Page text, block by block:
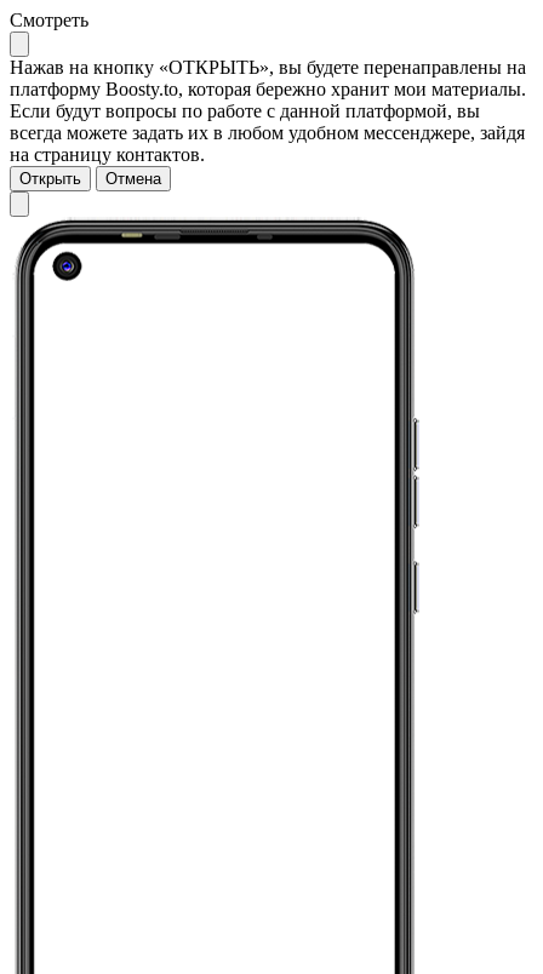
Смотреть
Нажав на кнопку «ОТКРЫТЬ», вы будете перенаправлены на
платформу Boosty.to, которая бережно хранит мои материалы.
Если будут вопросы по работе с данной платформой, вы
всегда можете задать их в любом удобном мессенджере, зайдя
на страницу контактов.
Открыть Отмена